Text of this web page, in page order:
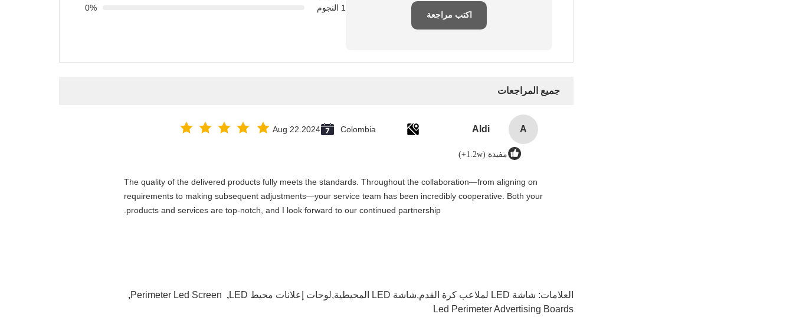
اكتب مراجعة
1 النجوم
0%
جميع المراجعات
A
Aldi
Colombia
Aug 22.2024
مفيدة (1.2w+)
The quality of the delivered products fully meets the standards. Throughout the collaboration—from aligning on
requirements to making subsequent adjustments—your service team has been incredibly cooperative. Both your
products and services are top-notch, and I look forward to our continued partnership.
العلامات: شاشة LED لملاعب كرة القدم,شاشة LED المحيطية,لوحات إعلانات محيط LED ,
Perimeter Led Screen
,
Led Perimeter Advertising Boards